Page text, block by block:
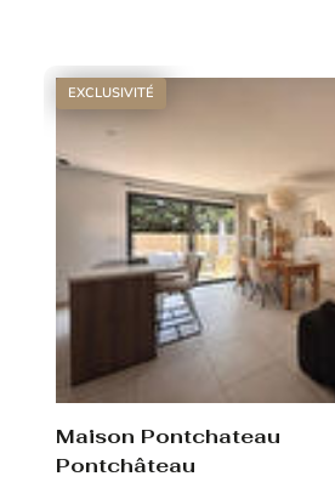
EXCLUSIVITÉ
Maison Pontchateau
Pontchâteau